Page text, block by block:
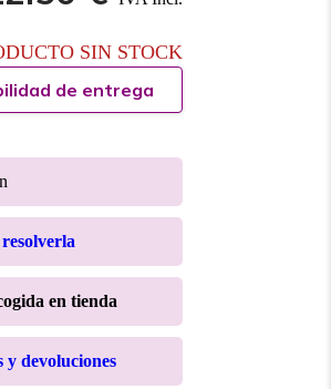
SIN STOCK
de entrega
en tienda
y devoluciones